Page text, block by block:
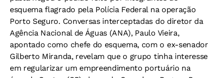
esquema flagrado pela Polícia Federal na operação
Porto Seguro. Conversas interceptadas do diretor da
Agência Nacional de Águas (ANA), Paulo Vieira,
apontado como chefe do esquema, com o ex-senador
Gilberto Miranda, revelam que o grupo tinha interesse
em regularizar um empreendimento portuário na